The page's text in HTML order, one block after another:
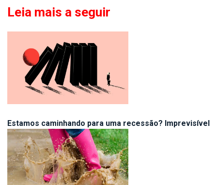
Leia mais a seguir
Estamos caminhando para uma recessão? Imprevisível